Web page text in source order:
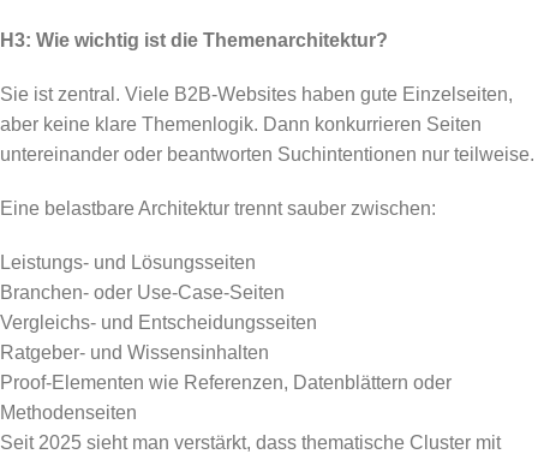
H3: Wie wichtig ist die Themenarchitektur?
Sie ist zentral. Viele B2B-Websites haben gute Einzelseiten,
aber keine klare Themenlogik. Dann konkurrieren Seiten
untereinander oder beantworten Suchintentionen nur teilweise.
Eine belastbare Architektur trennt sauber zwischen:
Leistungs- und Lösungsseiten
Branchen- oder Use-Case-Seiten
Vergleichs- und Entscheidungsseiten
Ratgeber- und Wissensinhalten
Proof-Elementen wie Referenzen, Datenblättern oder
Methodenseiten
Seit 2025 sieht man verstärkt, dass thematische Cluster mit